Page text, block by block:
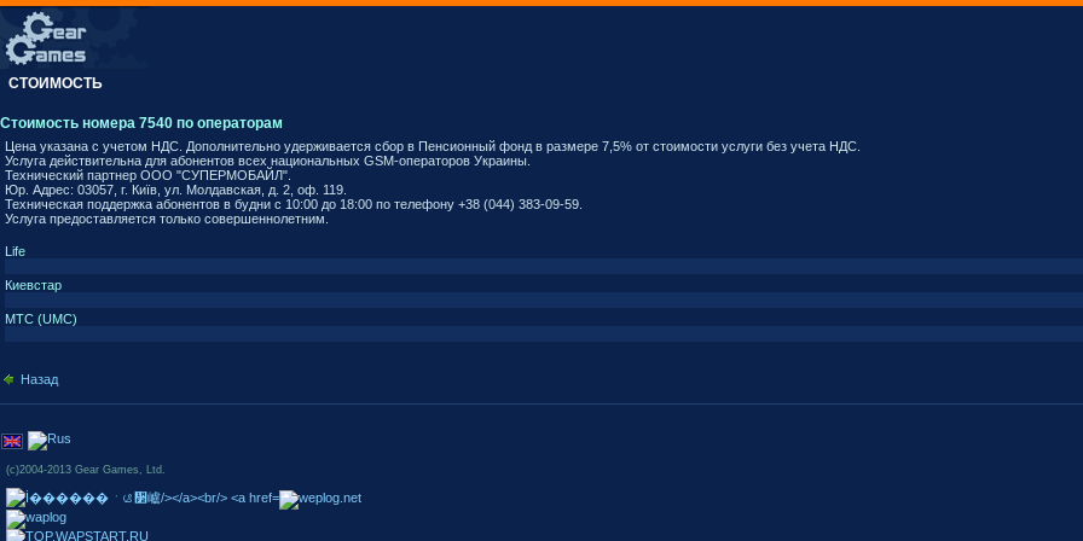
СТОИМОСТЬ
Стоимость номера 7540 по операторам
Цена указана с учетом НДС. Дополнительно удерживается сбор в Пенсионный фонд в размере 7,5% от стоимости услуги без учета НДС.
Услуга действительна для абонентов всех национальных GSM-операторов Украины.
Технический партнер ООО "СУПЕРМОБАЙЛ".
Юр. Адрес: 03057, г. Київ, ул. Молдавская, д. 2, оф. 119.
Техническая поддержка абонентов в будни с 10:00 до 18:00 по телефону +38 (044) 383-09-59.
Услуга предоставляется только совершеннолетним.
Life
Киевстар
МТС (UMC)
Назад
(c)2004-2013 Gear Games, Ltd.